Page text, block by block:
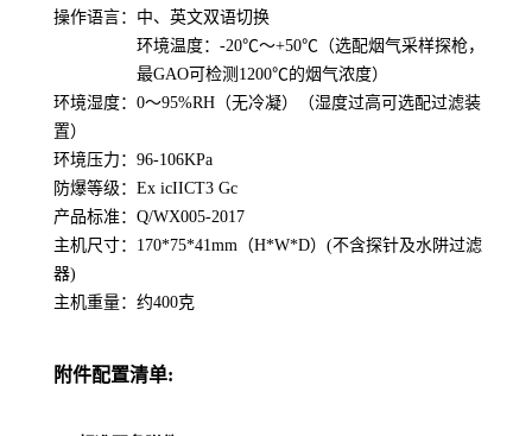
操作语言： 中、英文双语切换
环境温度： -20℃～+50℃（选配烟气采样探枪，
最GAO可检测 1200℃的烟气浓度）
环境湿度： 0～95%RH （无冷凝）（湿度过高可选配过滤装
置）
环境压力： 96-106KPa
防爆等级： Ex icIICT3 Gc
产品标准： Q/WX005-2017
主机尺寸： 170*75*41mm （H*W*D） (不含探针及水阱过滤
器)
主机重量：约400克
附件配置清单: